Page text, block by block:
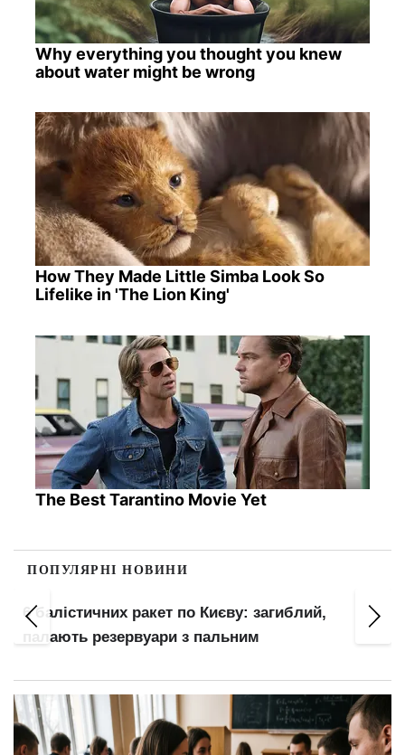
Why everything you thought you knew
about water might be wrong
How They Made Little Simba Look So
Lifelike in 'The Lion King'
The Best Tarantino Movie Yet
ПОПУЛЯРНІ НОВИНИ
6 балістичних ракет по Києву: загиблий,
палають резервуари з пальним